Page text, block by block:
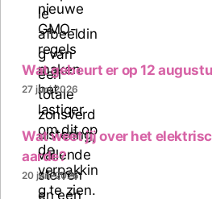
Wat gebeurt er op 12
27 juni 2026
Wat weet jij over het
aarde?
20 juni 2026